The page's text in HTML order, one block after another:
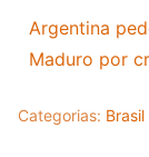
Argentina
Maduro por
Categorias: Brasil